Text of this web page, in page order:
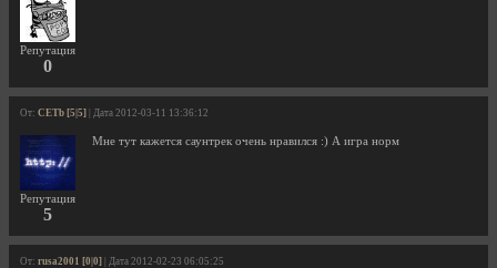
Репутация
0
От: CETb [5|5] | Дата 2012-03-11 13:36:12
Репутация
5
Мне тут кажется саунтрек очень нравился :) А игра норм
От: rusa2001 [0|0] | Дата 2012-02-23 06:05:25